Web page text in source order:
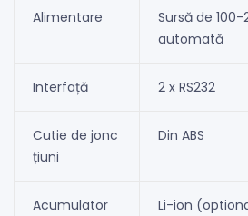
Alimentare
Sursă de
automată
Interfață 2 x RS232
Cutie de jonc
țiuni
Din ABS
Acumulator
Li-ion